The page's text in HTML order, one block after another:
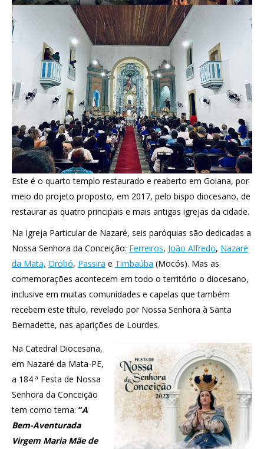
Este é o quarto templo restaurado e reaberto em Goiana, por
meio do projeto proposto, em 2017, pelo bispo diocesano, de
restaurar as quatro principais e mais antigas igrejas da cidade.
Na Igreja Particular de Nazaré, seis paróquias são dedicadas a
Nossa Senhora da Conceição: Ferreiros, João Alfredo, Nazaré
da Mata, Orobó, Passira e Timbaúba (Mocós). Mas as
comemorações acontecem em todo o território o diocesano,
inclusive em muitas comunidades e capelas que também
recebem este título, revelado por Nossa Senhora à Santa
Bernadette, nas aparições de Lourdes.
Na Catedral Diocesana,
em Nazaré da Mata-PE,
a 184 ª Festa de Nossa
Senhora da Conceição
tem como tema: “A
Bem-Aventurada
Virgem Maria Mãe de